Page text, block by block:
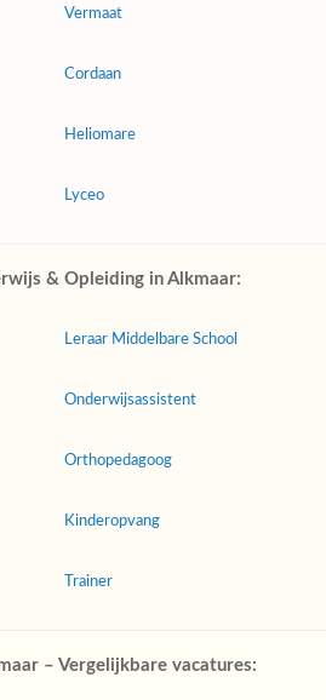
Vermaat
Cordaan
Heliomare
Lyceo
& Opleiding in Alkmaar:
Leraar Middelbare School
Onderwijsassistent
Orthopedagoog
Kinderopvang
Trainer
– Vergelijkbare vacatures: